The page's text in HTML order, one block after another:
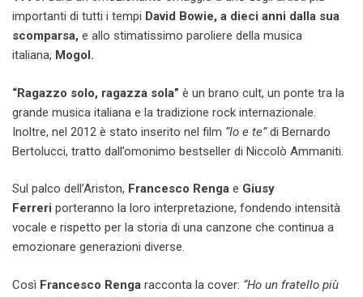
importanti di tutti i tempi David Bowie, a dieci anni dalla sua
scomparsa, e allo stimatissimo paroliere della musica
italiana, Mogol.
“Ragazzo solo, ragazza sola” è un brano cult, un ponte tra la
grande musica italiana e la tradizione rock internazionale.
Inoltre, nel 2012 è stato inserito nel film “Io e te”di Bernardo
Bertolucci, tratto dall’omonimo bestseller di Niccolò Ammaniti.
Sul palco dell’Ariston, Francesco Renga e Giusy
Ferreri porteranno la loro interpretazione, fondendo intensità
vocale e rispetto per la storia di una canzone che continua a
emozionare generazioni diverse.
Così Francesco Renga racconta la cover: “Ho un fratello più